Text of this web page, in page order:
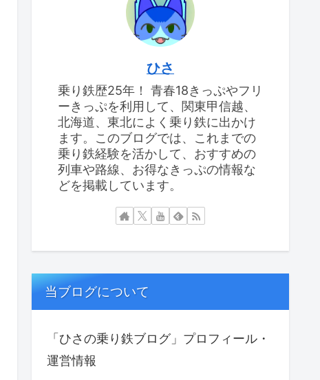
ひさ
乗り鉄歴25年！ 青春18きっぷやフリ
ーきっぷを利用して、関東甲信越、
北海道、東北によく乗り鉄に出かけ
ます。このブログでは、これまでの
乗り鉄経験を活かして、おすすめの
列車や路線、お得なきっぷの情報な
どを掲載しています。
当ブログについて
「ひさの乗り鉄ブログ」プロフィール・
運営情報